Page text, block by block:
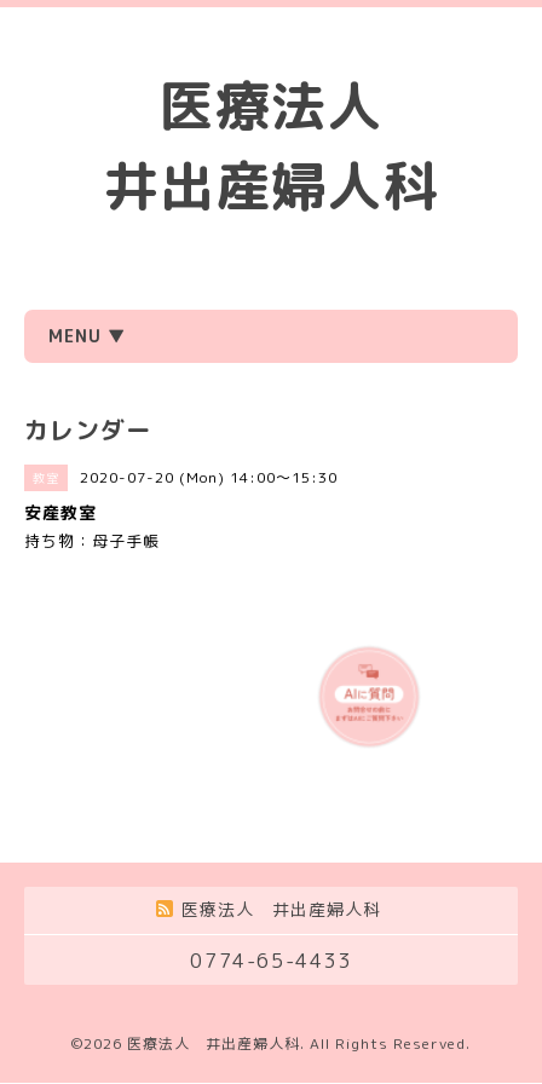
医療法人
井出産婦人科
MENU ▼
カレンダー
教室 2020-07-20 (Mon) 14:00～15:30
安産教室
持ち物：母子手帳
医療法人 井出産婦人科
0774-65-4433
©2026 医療法人 井出産婦人科. All Rights Reserved.